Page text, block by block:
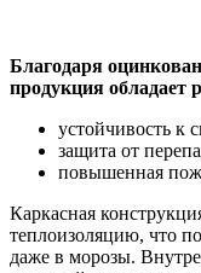
Благодаря
продукция обладает
устойчивость к
защита от
повышенная
Каркасная
теплоизоляцию, что
даже в морозы.